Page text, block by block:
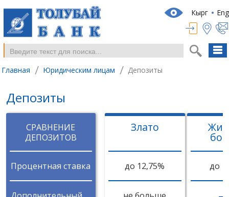
Eng
Кырг
Главная / Юридическим лицам / Депозиты
Депозиты
CРАВНЕНИЕ
ДЕПОЗИТОВ
Процентная ставка
Злато
до 12,75% до